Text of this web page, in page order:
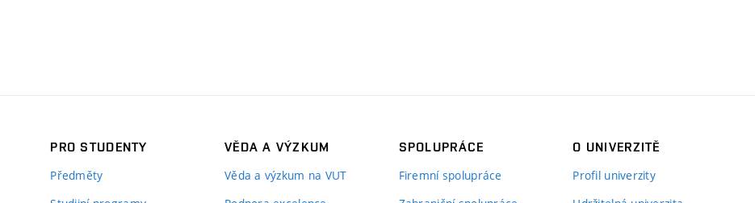
PRO STUDENTY
Předměty
VĚDA A VÝZKUM
Věda a výzkum na VUT
SPOLUPRÁCE
Firemní spolupráce
O UNIVERZITĚ
Profil univerzity